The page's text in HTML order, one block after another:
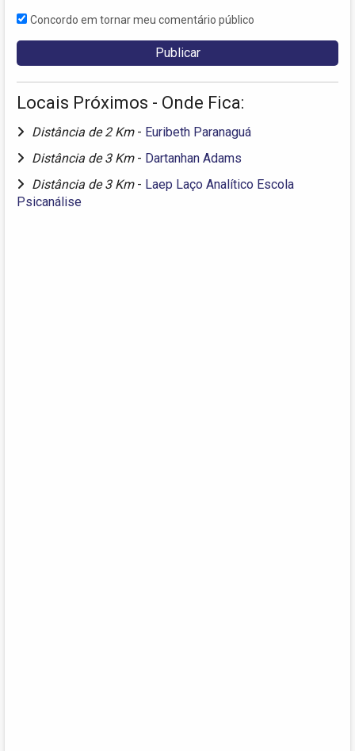
Concordo em tornar meu comentário público
Locais Próximos - Onde Fica:
Distância de 2 Km - Euribeth Paranaguá
Distância de 3 Km - Dartanhan Adams
Distância de 3 Km - Laep Laço Analítico Escola
Psicanálise